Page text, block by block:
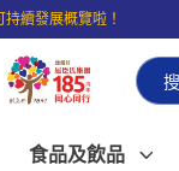
持續發展概覽啦！
送貨；滿$100即可免費店
食品及飲品